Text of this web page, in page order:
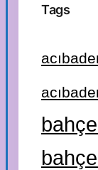
Tags